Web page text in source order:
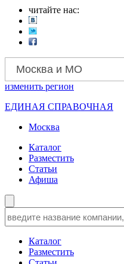
читайте нас:
Москва и МО
изменить регион
ЕДИНАЯ СПРАВОЧНАЯ
Москва
Каталог
Разместить
Статьи
Афиша
Каталог
Разместить